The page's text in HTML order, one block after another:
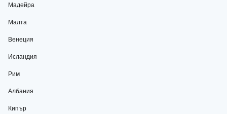
Мадейра
Малта
Венеция
Исландия
Рим
Албания
Кипър